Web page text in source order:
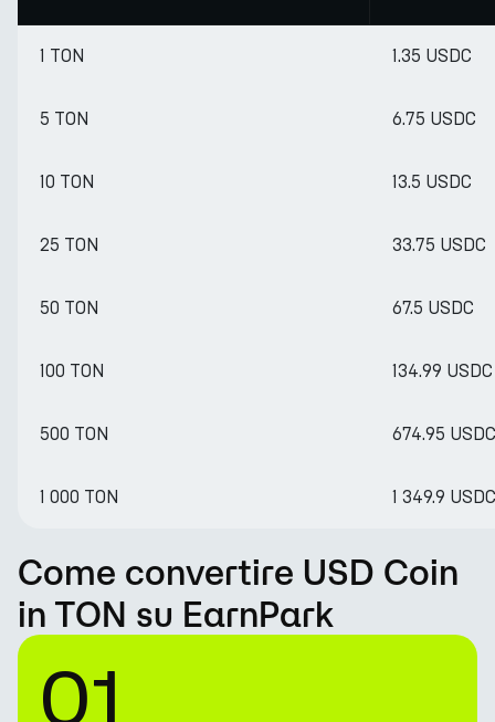
1 TON 1.35 USDC
5 TON 6.75 USDC
10 TON 13.5 USDC
25 TON 33.75 USDC
50 TON 67.5 USDC
100 TON 134.99 USDC
500 TON 674.95 USDC
1 000 TON 1 349.9 USDC
Come convertire USD Coin
in TON su EarnPark
01